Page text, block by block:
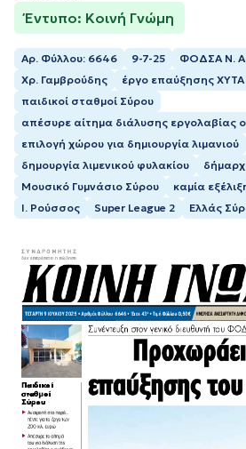
Έντυπο: Κοινή Γνώμη
Αρ. Φύλλου: 6646 9-7-25
ΦΟΔΣΑ Ν.
Χρ. Γαμβρούδης
έργο επαύξησης
παιδικοί σταθµοί Σύρου
απέσυρε αίτημα διάλυσης εργολαβίας
επιλογή χώρου για δημιουργία λιμανιού
δημουργία λιμενικού φυλακίου
Μουσικό Γυμνάσιο Σύρου
καμία
Ι. Ρούσσος
Super League 2 Ελλάς